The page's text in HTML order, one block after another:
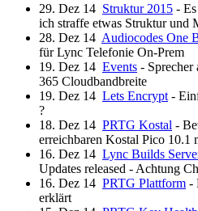
29. Dez 14 Struktur 2015 -
ich straffe etwas Struktur und
28. Dez 14 Audiocodes One
für Lync Telefonie On-Prem
19. Dez 14 Events -
365 Cloudbandbreite
19. Dez 14 Lets Encrypt -
?
18. Dez 14 PRTG Kostal -
erreichbaren Kostal Pico 10.1
16. Dez 14 Lync Builds
Updates released - Achtung
16. Dez 14 PRTG Plattform -
erklärt